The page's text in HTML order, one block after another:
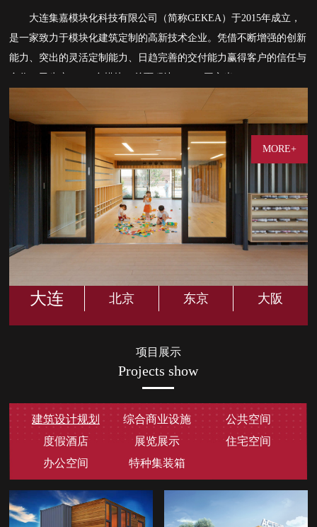
大连集嘉模块化科技有限公司（简称GEKEA）于2015年成立，
是一家致力于模块化建筑定制的高新技术企业。凭借不断增强的创新
能力、突出的灵活定制能力、日趋完善的交付能力赢得客户的信任与
合作。已生产2000+台模块，总面积达40000+平方米。
目前在大连、北京、东京、大阪等地设有分公司及办事处，旨在
打造从规划、设计、研发到制造、施工一体化的产业生态链，将环
保、节能、绿色”理念贯穿到产品全生命周期，为客户提供模块化建
筑整体解决方案。
MORE+
大连 北京 东京 大阪
项目展示
Projects show
建筑设计规划 综合商业设施
公共空间
度假酒店
展览展示
住宅空间
办公空间
特种集装箱